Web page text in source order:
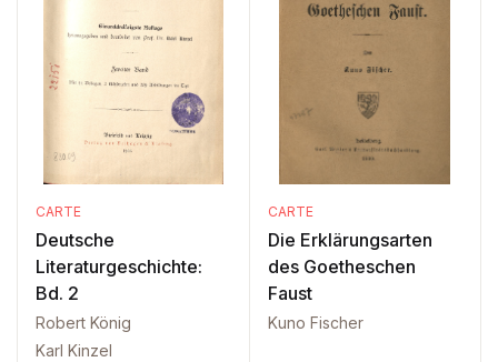
CARTE
Deutsche
Literaturgeschichte:
Bd. 2
Robert König
Karl Kinzel
CARTE
Die Erklärungsarten
des Goetheschen
Faust
Kuno Fischer